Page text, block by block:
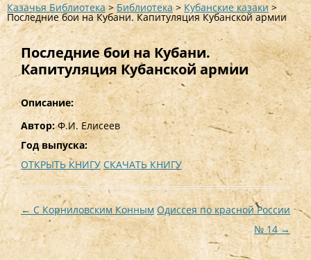
Казачья Библиотека>Библиотека> Кубанские казаки>
Последние бои на Кубани. Капитуляция Кубанской армии
Последние бои на Кубани.
Капитуляция Кубанской армии
Описание:
Автор:Ф.И. Елисеев
Год выпуска:
ОТКРЫТЬ КНИГУ СКАЧАТЬ КНИГУ
Навигация
по
записям
← С Корниловским Конным Одиссея по красной России
№ 14→